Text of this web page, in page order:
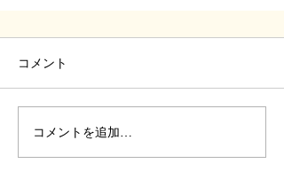
コメント
コメントを追加…